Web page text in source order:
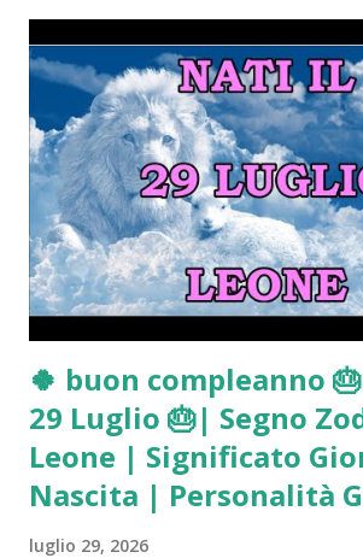
Bruscagin, Marco Panzarasa, la nonna di
ex fidanzata di Sempio, scoprendo
ancora arrivati al grande pubblico.
CLICCA QUI
🍀 buon compleanno
29 Luglio 🎂| Segno
Leone | Significato
Nascita | Personalità
luglio 29, 2026